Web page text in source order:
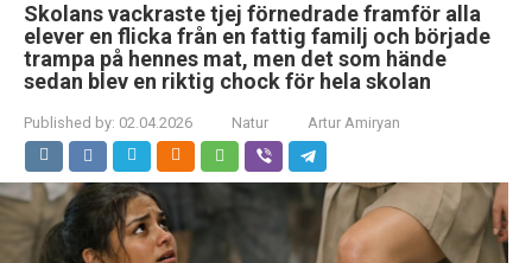
Skolans vackraste tjej förnedrade framför alla
elever en flicka från en fattig familj och började
trampa på hennes mat, men det som hände
sedan blev en riktig chock för hela skolan
Published by: 02.04.2026 Natur Artur Amiryan